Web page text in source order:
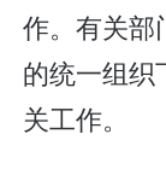
作。有关部
的统一组织
关工作。